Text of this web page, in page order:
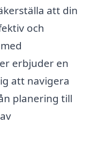
att din
och
erbjuder en
att navigera
planering till